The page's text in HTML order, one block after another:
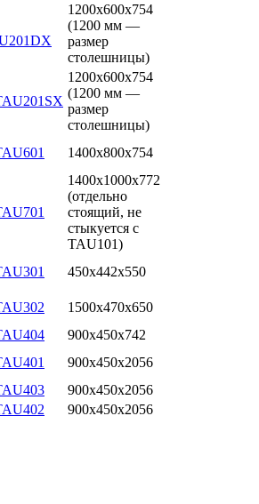
1200х600х754
(1200 мм —
размер
столешницы)
1200х600х754
(1200 мм —
размер
столешницы)
1400х800х754
1400х1000х772
(отдельно
стоящий, не
стыкуется с
TAU101)
450х442х550
1500х470х650
900х450х742
900х450х2056
900х450х2056
900х450х2056